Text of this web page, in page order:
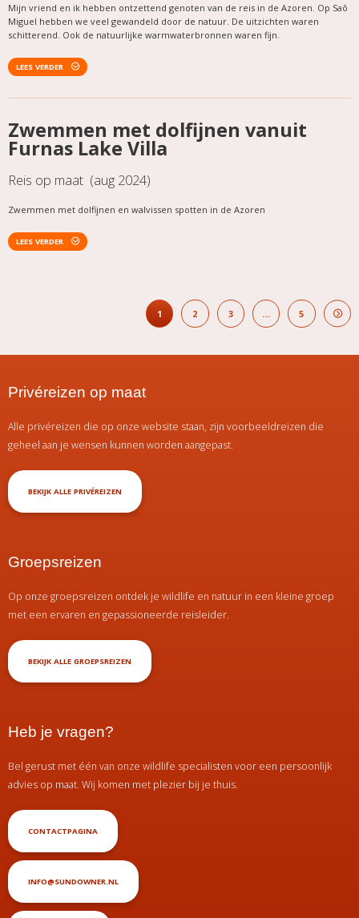
Mijn vriend en ik hebben ontzettend genoten van de reis in de Azoren. Op Saõ
Miguel hebben we veel gewandeld door de natuur. De uitzichten waren
schitterend. Ook de natuurlijke warmwaterbronnen waren fijn.
LEES VERDER
Zwemmen met dolfijnen vanuit
Furnas Lake Villa
Reis op maat (aug 2024)
Zwemmen met dolfijnen en walvissen spotten in de Azoren
LEES VERDER
1 2 3 … 5
Privéreizen op maat
Alle privéreizen die op onze website staan, zijn voorbeeldreizen die
geheel aan je wensen kunnen worden aangepast.
BEKIJK ALLE PRIVÉREIZEN
Groepsreizen
Op onze groepsreizen ontdek je wildlife en natuur in een kleine groep
met een ervaren en gepassioneerde reisleider.
BEKIJK ALLE GROEPSREIZEN
Heb je vragen?
Bel gerust met één van onze wildlife specialisten voor een persoonlijk
advies op maat. Wij komen met plezier bij je thuis.
CONTACTPAGINA
INFO@SUNDOWNER.NL